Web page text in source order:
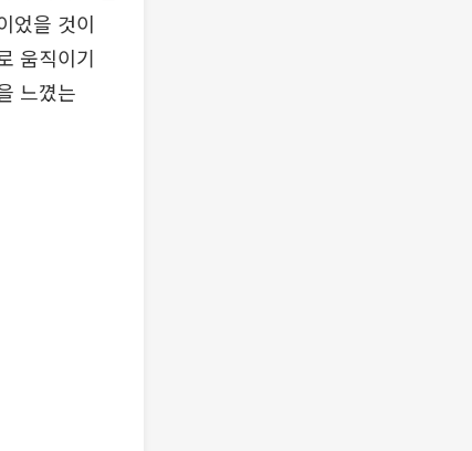
었을 것이
움직이기
느꼈는